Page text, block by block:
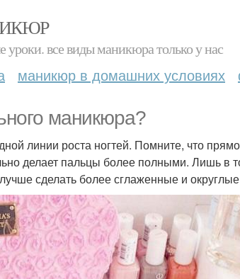
все виды маникюра только у нас
маникюр в домашних условиях
маникюра?
линии роста ногтей. Помните, что
делает пальцы более полными. Лишь в
сделать более сглаженные и